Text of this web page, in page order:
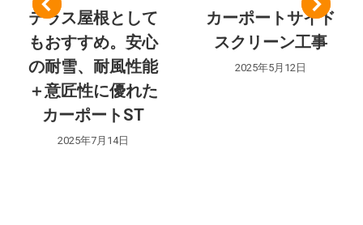
シ
ョ
ン
テラス屋根として
もおすすめ。安心
の耐雪、耐風性能
＋意匠性に優れた
カーポートST
2025年7月14日
カーポートサイド
スクリーン工事
2025年5月12日